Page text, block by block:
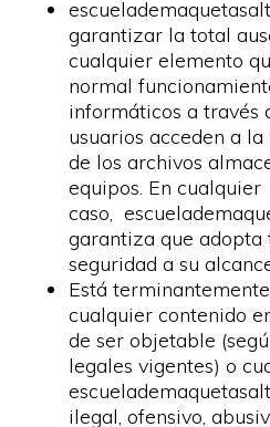
garantizar la total
cualquier elemento
normal
informáticos a través
usuarios acceden a
de los archivos
equipos. En cualquier
caso,
garantiza que adopta
seguridad a su
Está
cualquier contenido
de ser objetable
legales vigentes) o
ilegal, ofensivo,